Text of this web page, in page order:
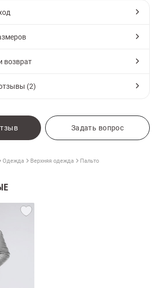
возврат
(2)
Задать вопрос
Одежда Верхняя одежда Пальто